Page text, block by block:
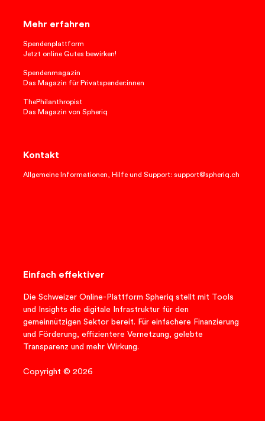
Mehr erfahren
Spendenplattform
Jetzt online Gutes bewirken!
Spendenmagazin
Das Magazin für Privatspender:innen
ThePhilanthropist
Das Magazin von Spheriq
Kontakt
Allgemeine Informationen, Hilfe und Support: support@spheriq.ch
Einfach effektiver
Die Schweizer Online-Plattform Spheriq stellt mit Tools
und Insights die digitale Infrastruktur für den
gemeinnützigen Sektor bereit. Für einfachere Finanzierung
und Förderung, effizientere Vernetzung, gelebte
Transparenz und mehr Wirkung.
Copyright © 2026